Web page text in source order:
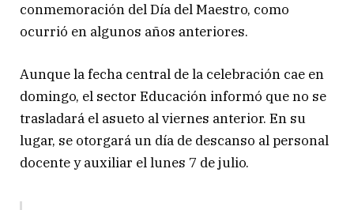
conmemoración del Día del Maestro, como
ocurrió en algunos años anteriores.
Aunque la fecha central de la celebración cae en
domingo, el sector Educación informó que no se
trasladará el asueto al viernes anterior. En su
lugar, se otorgará un día de descanso al personal
docente y auxiliar el lunes 7 de julio.